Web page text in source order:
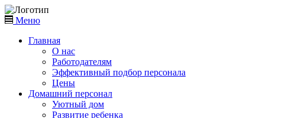
Меню
Главная
О нас
Работодателям
Эффективный подбор персонала
Цены
Домашний персонал
Уютный дом
Развитие ребенка